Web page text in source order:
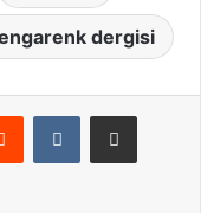
dergisi
Reddit VKontakteE-Posta ile paylaş